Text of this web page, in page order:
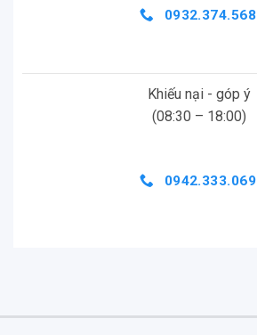
0932.374.568
Khiếu nại - góp ý
(08:30 – 18:00)
0942.333.069